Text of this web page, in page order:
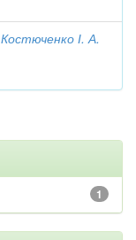
Костюченко І. А.
1